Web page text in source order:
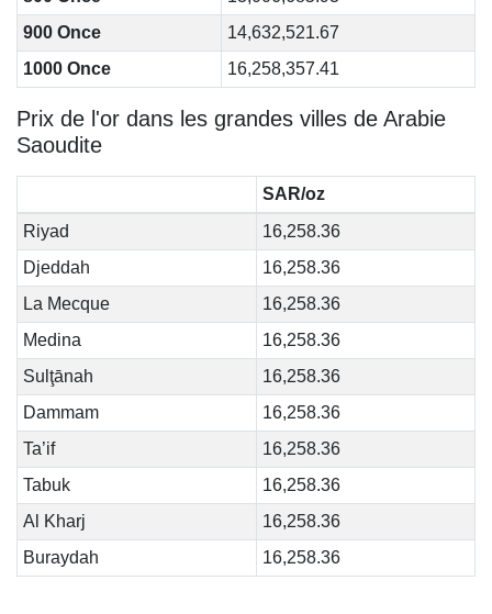
900 Once
14,632,521.67
1000 Once
16,258,357.41
Prix de l'or dans les grandes villes de Arabie
Saoudite
SAR/oz
Riyad
16,258.36
Djeddah
16,258.36
La Mecque
16,258.36
Medina
16,258.36
Sulţānah
16,258.36
Dammam
16,258.36
Ta’if
16,258.36
Tabuk
16,258.36
Al Kharj
16,258.36
Buraydah
16,258.36